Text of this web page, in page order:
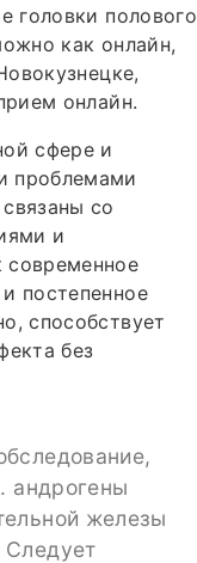
головки полового
как онлайн,
онлайн.
сфере и
проблемами
со
и
современное
постепенное
способствует
без
андрогены
железы
Следует